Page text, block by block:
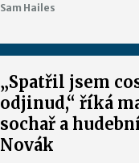
Sam Hailes
„Spatřil jsem
odjinud,“ říká
sochař a
Novák